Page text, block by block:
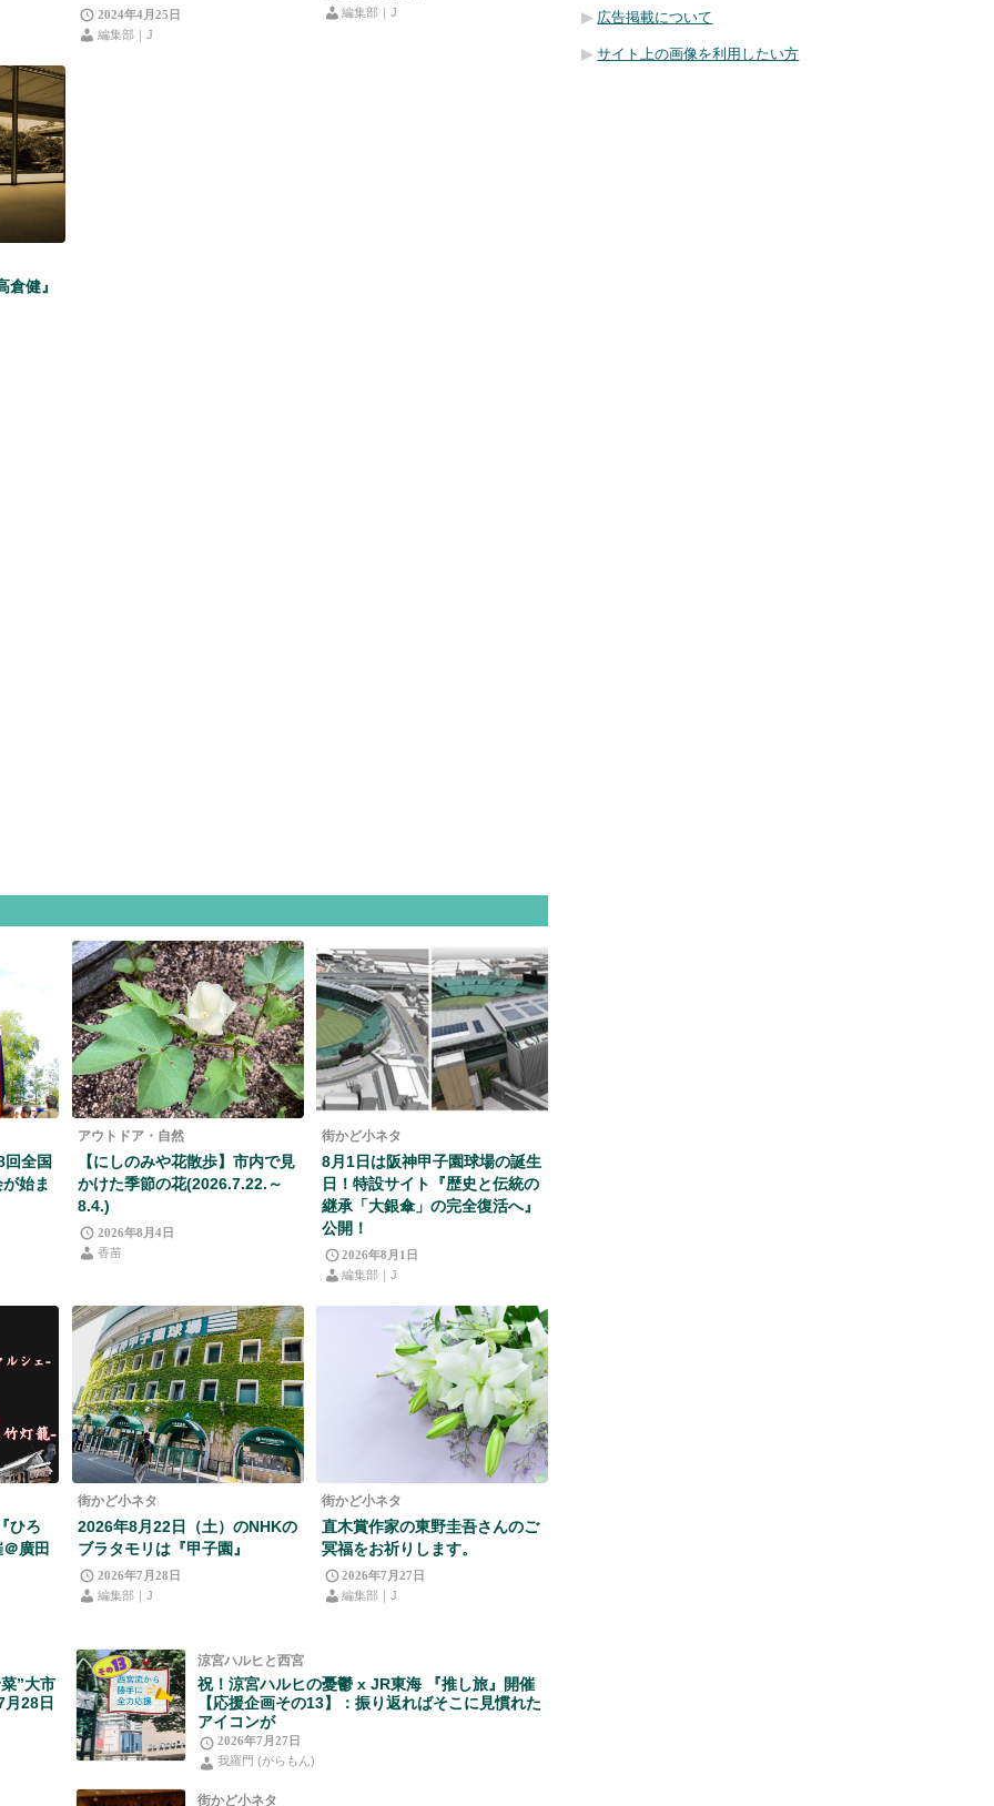
2024年4月25日
編集部｜J
編集部｜J
倉健』
全国
始ま
アウトドア・自然
【にしのみや花散歩】市内で見
かけた季節の花(2026.7.22.～
8.4.)
2026年8月4日
香苗
街かど小ネタ
8月1日は阪神甲子園球場の誕生
日！特設サイト『歴史と伝統の
継承「大銀傘」の完全復活へ』
公開！
2026年8月1日
編集部｜J
ひろ
廣田
街かど小ネタ
2026年8月22日（土）のNHKの
ブラタモリは『甲子園』
2026年7月28日
編集部｜J
街かど小ネタ
直木賞作家の東野圭吾さんのご
冥福をお祈りします。
2026年7月27日
編集部｜J
”大市
28日
涼宮ハルヒと西宮
祝！涼宮ハルヒの憂鬱 x JR東海 『推し旅』開催
【応援企画その13】：振り返ればそこに見慣れた
アイコンが
2026年7月27日
我羅門 (がらもん)
街かど小ネタ
広告掲載について
サイト上の画像を利用したい方